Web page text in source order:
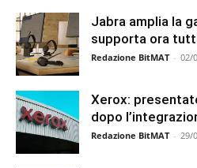
Jabra amplia la
supporta ora
Redazione BitMAT - 02/
Xerox:
dopo
Redazione BitMAT - 29/